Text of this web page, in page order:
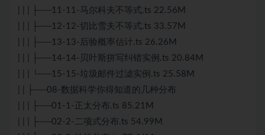
| | | ├──11-11-马尔科夫不等式.ts 22.56M
| | | ├──12-12-切比雪夫不等式.ts 33.57M
| | | ├──13-13-后验概率估计.ts 26.26M
| | | ├──14-14-贝叶斯拼写纠错实例.ts 20.84M
| | | └──15-15-垃圾邮件过滤实例.ts 25.58M
| | ├──08-数据科学你得知道的几种分布
| | | ├──01-1-正太分布.ts 85.21M
| | | ├──02-2-二项式分布.ts 54.99M